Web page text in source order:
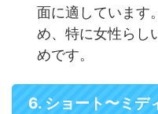
面に適しています
め、特に女性らし
めです。
6. ショート〜ミデ